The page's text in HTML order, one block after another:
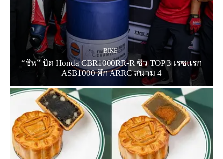
BIKE
“ชิพ” บิด Honda CBR1000RR-R ซิว TOP 3 เรซแรก
ASB1000 ศึก ARRC สนาม 4